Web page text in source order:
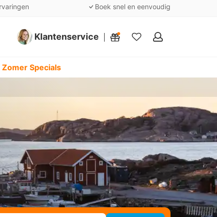
Boek snel en eenvoudig
Klantenservice
Mijn
Specials